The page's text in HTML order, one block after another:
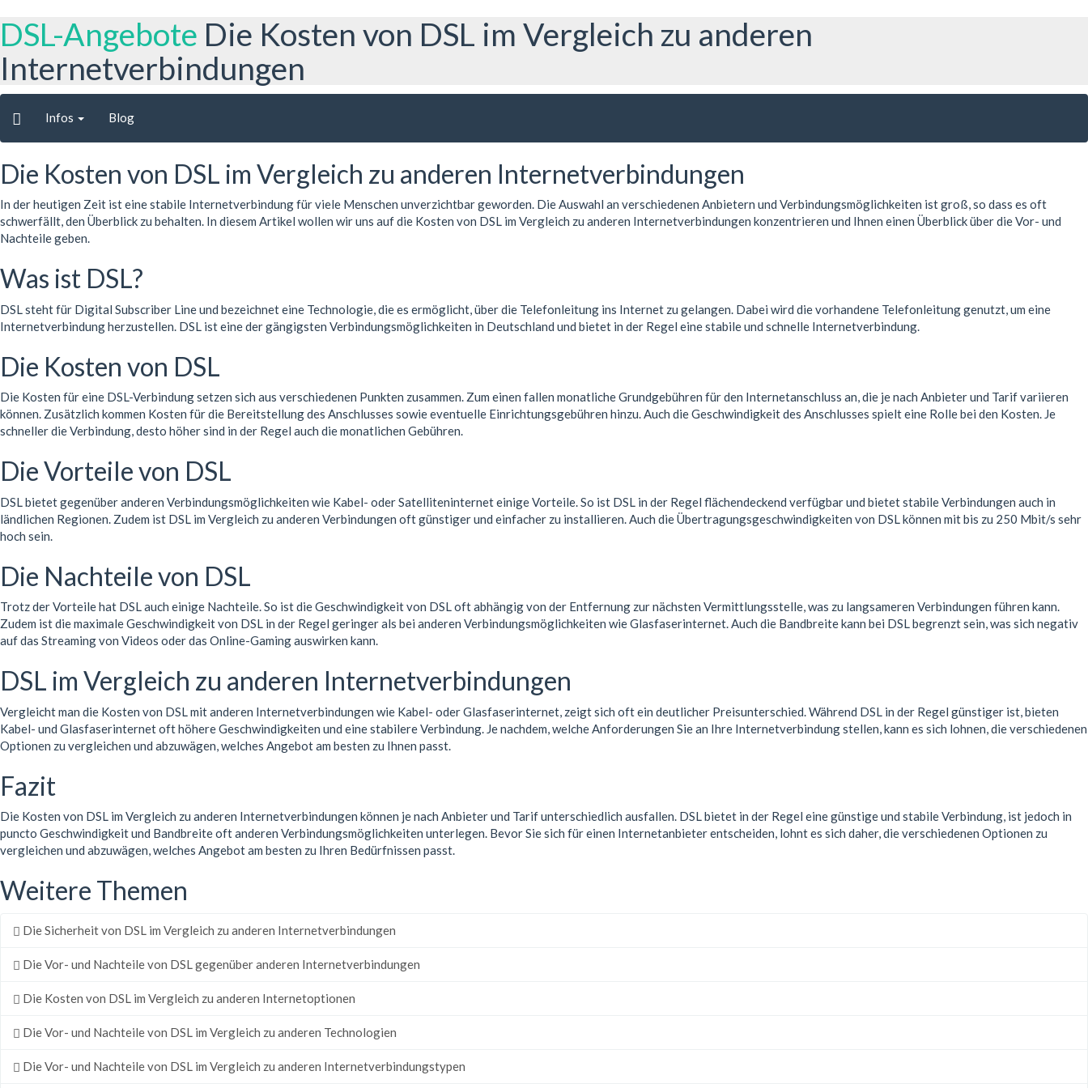
DSL-Angebote Die Kosten von DSL im Vergleich zu anderen
Internetverbindungen
Infos Blog
Die Kosten von DSL im Vergleich zu anderen Internetverbindungen
In der heutigen Zeit ist eine stabile Internetverbindung für viele Menschen unverzichtbar geworden. Die Auswahl an verschiedenen Anbietern und Verbindungsmöglichkeiten ist groß, so dass es oft
schwerfällt, den Überblick zu behalten. In diesem Artikel wollen wir uns auf die Kosten von DSL im Vergleich zu anderen Internetverbindungen konzentrieren und Ihnen einen Überblick über die Vor- und
Nachteile geben.
Was ist DSL?
DSL steht für Digital Subscriber Line und bezeichnet eine Technologie, die es ermöglicht, über die Telefonleitung ins Internet zu gelangen. Dabei wird die vorhandene Telefonleitung genutzt, um eine
Internetverbindung herzustellen. DSL ist eine der gängigsten Verbindungsmöglichkeiten in Deutschland und bietet in der Regel eine stabile und schnelle Internetverbindung.
Die Kosten von DSL
Die Kosten für eine DSL-Verbindung setzen sich aus verschiedenen Punkten zusammen. Zum einen fallen monatliche Grundgebühren für den Internetanschluss an, die je nach Anbieter und Tarif variieren
können. Zusätzlich kommen Kosten für die Bereitstellung des Anschlusses sowie eventuelle Einrichtungsgebühren hinzu. Auch die Geschwindigkeit des Anschlusses spielt eine Rolle bei den Kosten. Je
schneller die Verbindung, desto höher sind in der Regel auch die monatlichen Gebühren.
Die Vorteile von DSL
DSL bietet gegenüber anderen Verbindungsmöglichkeiten wie Kabel- oder Satelliteninternet einige Vorteile. So ist DSL in der Regel flächendeckend verfügbar und bietet stabile Verbindungen auch in
ländlichen Regionen. Zudem ist DSL im Vergleich zu anderen Verbindungen oft günstiger und einfacher zu installieren. Auch die Übertragungsgeschwindigkeiten von DSL können mit bis zu 250 Mbit/s sehr
hoch sein.
Die Nachteile von DSL
Trotz der Vorteile hat DSL auch einige Nachteile. So ist die Geschwindigkeit von DSL oft abhängig von der Entfernung zur nächsten Vermittlungsstelle, was zu langsameren Verbindungen führen kann.
Zudem ist die maximale Geschwindigkeit von DSL in der Regel geringer als bei anderen Verbindungsmöglichkeiten wie Glasfaserinternet. Auch die Bandbreite kann bei DSL begrenzt sein, was sich negativ
auf das Streaming von Videos oder das Online-Gaming auswirken kann.
DSL im Vergleich zu anderen Internetverbindungen
Vergleicht man die Kosten von DSL mit anderen Internetverbindungen wie Kabel- oder Glasfaserinternet, zeigt sich oft ein deutlicher Preisunterschied. Während DSL in der Regel günstiger ist, bieten
Kabel- und Glasfaserinternet oft höhere Geschwindigkeiten und eine stabilere Verbindung. Je nachdem, welche Anforderungen Sie an Ihre Internetverbindung stellen, kann es sich lohnen, die verschiedenen
Optionen zu vergleichen und abzuwägen, welches Angebot am besten zu Ihnen passt.
Fazit
Die Kosten von DSL im Vergleich zu anderen Internetverbindungen können je nach Anbieter und Tarif unterschiedlich ausfallen. DSL bietet in der Regel eine günstige und stabile Verbindung, ist jedoch in
puncto Geschwindigkeit und Bandbreite oft anderen Verbindungsmöglichkeiten unterlegen. Bevor Sie sich für einen Internetanbieter entscheiden, lohnt es sich daher, die verschiedenen Optionen zu
vergleichen und abzuwägen, welches Angebot am besten zu Ihren Bedürfnissen passt.
Weitere Themen
Die Sicherheit von DSL im Vergleich zu anderen Internetverbindungen
Die Vor- und Nachteile von DSL gegenüber anderen Internetverbindungen
Die Kosten von DSL im Vergleich zu anderen Internetoptionen
Die Vor- und Nachteile von DSL im Vergleich zu anderen Technologien
Die Vor- und Nachteile von DSL im Vergleich zu anderen Internetverbindungstypen